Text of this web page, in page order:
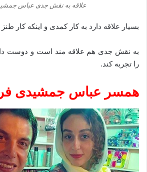
علاقه به نقش جدی عباس
بسیار علاقه دارد به کار کمدی و اینکه
به نقش جدی هم علاقه مند است و دوست
را تجربه کند.
همسر عباس جمشیدی فر